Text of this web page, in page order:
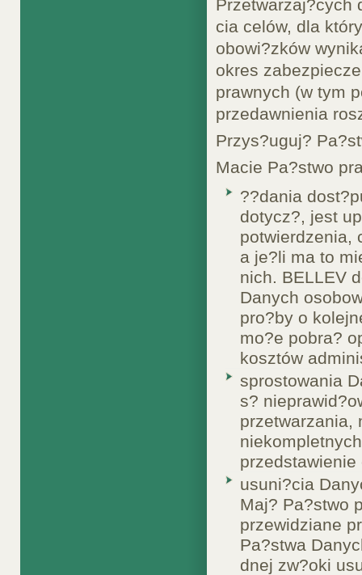
Przetwarzaj?cych
cia celów, dla
obowi?zków
okres
prawnych (w tym
przedawnienia
Przys?uguj?
Macie Pa?stwo
??dania
dotycz?, jest
potwierdzenia,
a je?li ma to
nich. BELLEV
Danych
pro?by o
mo?e pobra?
kosztów
sprostowania
s?
przetwarzania,
usuni?cia
Maj? Pa?stwo
przewidziane
Pa?stwa
dnej zw?oki